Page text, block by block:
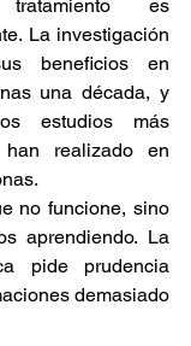
es
La investigación
beneficios en
una década, y
estudios más
han realizado en
no funcione, sino
aprendiendo. La
pide prudencia
demasiado